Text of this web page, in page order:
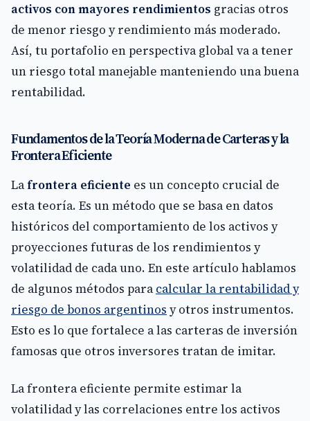
activos con mayores rendimientos gracias otros
de menor riesgo y rendimiento más moderado.
Así, tu portafolio en perspectiva global va a tener
un riesgo total manejable manteniendo una buena
rentabilidad.
Fundamentos de la Teoría Moderna de Carteras y la
Frontera Eficiente
Lafrontera eficiente es un concepto crucial de
esta teoría. Es un método que se basa en datos
históricos del comportamiento de los activos y
proyecciones futuras de los rendimientos y
volatilidad de cada uno. En este artículo hablamos
de algunos métodos paracalcular la rentabilidad y
riesgo de bonos argentinos y otros instrumentos.
Esto es lo que fortalece a las carteras de inversión
famosas que otros inversores tratan de imitar.
La frontera eficiente permite estimar la
volatilidad y las correlaciones entre los activos